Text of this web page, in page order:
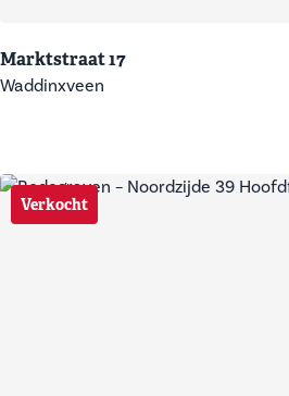
Marktstraat 17
Waddinxveen
Verkocht